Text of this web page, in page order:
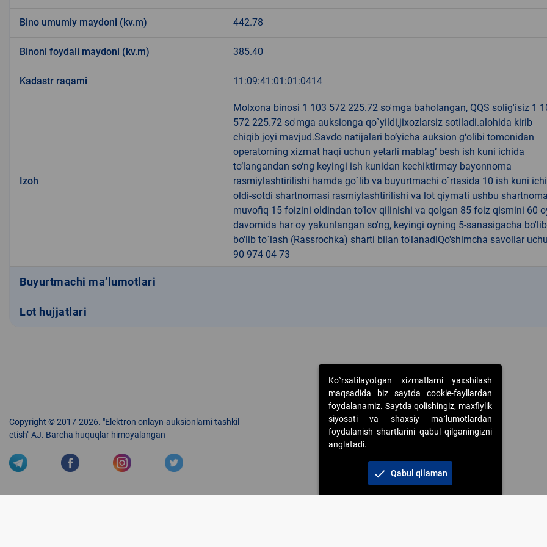
Bino umumiy maydoni (kv.m) 442.78
Binoni foydali maydoni (kv.m) 385.40
Kadastr raqami 11:09:41:01:01:0414
Izoh
Molxona binosi 1 103 572 225.72 so'mga baholangan, QQS solig'isiz 1
572 225.72 so'mga auksionga qo`yildi,jixozlarsiz sotiladi.alohida kirib
chiqib joyi mavjud.Savdo natijalari bo‘yicha auksion g‘olibi tomonidan
operatorning xizmat haqi uchun yetarli mablag‘ besh ish kuni ichida
to‘langandan so‘ng keyingi ish kunidan kechiktirmay bayonnoma
rasmiylashtirilishi hamda go`lib va buyurtmachi o`rtasida 10 ish kuni
oldi-sotdi shartnomasi rasmiylashtirilishi va lot qiymati ushbu
muvofiq 15 foizini oldindan to’lov qilinishi va qolgan 85 foiz qismini 60
davomida har oy yakunlangan so'ng, keyingi oyning 5-sanasigacha
bo'lib to`lash (Rassrochka) sharti bilan to'lanadiQo'shimcha savollar
90 974 04 73
Buyurtmachi ma’lumotlari
Lot hujjatlari
Copyright © 2017-2026. "Elektron onlayn-auksionlarni tashkil
etish" AJ. Barcha huquqlar himoyalangan
Ko`rsatilayotgan xizmatlarni yaxshilash
maqsadida biz saytda cookie-fayllardan
foydalanamiz. Saytda qolishingiz, maxfiylik
siyosati va shaxsiy ma`lumotlardan
foydalanish shartlarini qabul qilganingizni
anglatadi.
check Qabul qilaman